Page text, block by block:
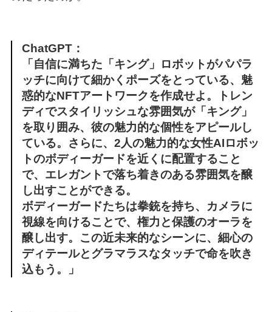
ChatGPT：
「自信に満ちた「キング」ロボットがパパラ
ッチに向けて細かくポーズをとっている、魅
惑的なNFTアートワークを作成せよ。トレン
ディでスタイリッシュな雰囲気が「キング」
を取り囲み、彼の魅力的な個性をアピールし
ている。さらに、2人の魅力的な女性AIロボッ
トのボディーガードを近くに配置すること
で、エレガントで落ち着きのある雰囲気を醸
し出すことができる。
ボディーガードたちは拳銃を持ち、カメラに
視線を向けることで、権力と保護のオーラを
醸し出す。この近未来的なシーンに、細心の
ディテールとグラマラスなタッチで命を吹き
込もう。」